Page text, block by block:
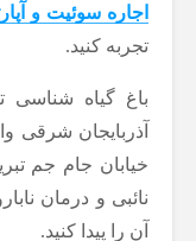
اجاره سوئیت و
تجربه کنید.
باغ گیاه شناسی
آذربایجان شرقی
خیابان جام جم
نائبی و درمان
آن را پیدا کنید.